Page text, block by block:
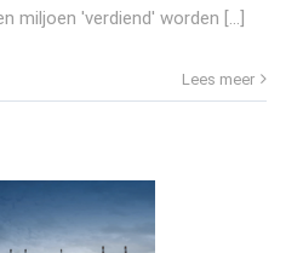
miljoen 'verdiend' worden [...]
Lees meer